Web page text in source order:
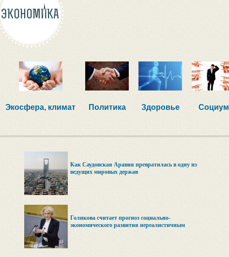
ЭКОНОМИКА
Экосфера, климат Политика Здоровье Социум
Как Саудовская Аравия превратилась в одну из
ведущих мировых держав
Голикова считает прогноз социально-
экономического развития нереалистичным